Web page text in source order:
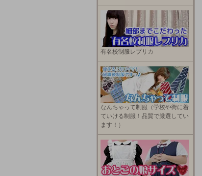
有名校制服レプリカ
なんちゃって制服（学校や街に着
ていける制服！品質で厳選してい
ます！）